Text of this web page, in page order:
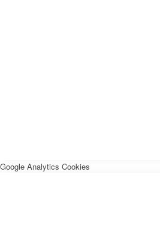
Google Analytics Cookies